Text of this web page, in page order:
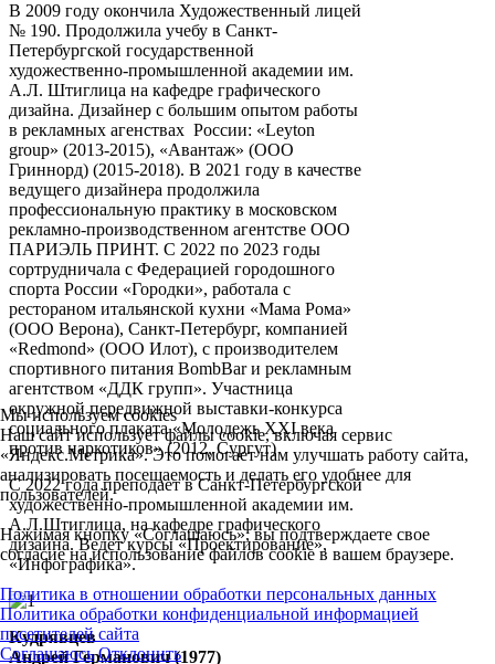
В 2009 году окончила Художественный лицей
№ 190. Продолжила учебу в Санкт-
Петербургской государственной
художественно-промышленной академии им.
А.Л. Штиглица на кафедре графического
дизайна. Дизайнер с большим опытом работы
в рекламных агенствах России: «Leyton
group» (2013-2015), «Авантаж» (ООО
Гриннорд) (2015-2018). В 2021 году в качестве
ведущего дизайнера продолжила
профессиональную практику в московском
рекламно-производственном агентстве ООО
ПАРИЭЛЬ ПРИНТ. С 2022 по 2023 годы
сортрудничала с Федерацией городошного
спорта России «Городки», работала с
рестораном итальянской кухни «Мама Рома»
(ООО Верона), Санкт-Петербург, компанией
«Redmond» (ООО Илот), с производителем
спортивного питания BombBar и рекламным
агентством «ДДК групп». Участница
окружной передвижной выставки-конкурса
социального плаката «Молодежь XXI века
против наркотиков» (2012, Сургут)
С 2022 года преподает в Санкт-Петербургской
художественно-промышленной академии им.
А.Л.Штиглица, на кафедре графического
дизайна. Ведет курсы «Проектирование»,
«Инфографика».
Кудрявцев
Андрей Германович (1977)
Мы используем cookies
Наш сайт использует файлы cookie, включая сервис
«Яндекс.Метрика». Это помогает нам улучшать работу сайта,
анализировать посещаемость и делать его удобнее для
пользователей.
Нажимая кнопку «Соглашаюсь», вы подтверждаете свое
согласие на использование файлов cookie в вашем браузере.
Политика в отношении обработки персональных данных
Политика обработки конфиденциальной информацией
посетителей сайта
Соглашаюсь Отклонить